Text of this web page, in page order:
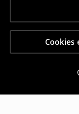
Cookies